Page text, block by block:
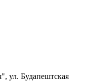
ул. Будапештская